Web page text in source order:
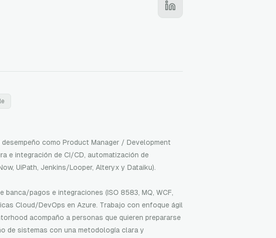
como Product Manager / Development
e integración de CI/CD, automatización de
UiPath, Jenkins/Looper, Alteryx y Dataiku).
pagos e integraciones (ISO 8583, MQ, WCF,
Cloud/DevOps en Azure. Trabajo con enfoque ágil
acompaño a personas que quieren prepararse
de sistemas con una metodología clara y